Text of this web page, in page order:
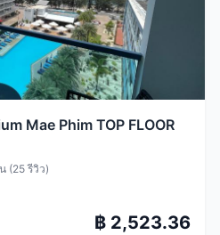
Mae Phim TOP FLOOR
(25 รีวิว)
฿ 2,523.36